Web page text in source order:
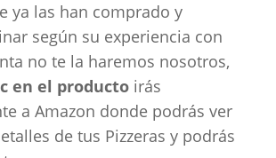
ya las han comprado y
según su experiencia con
no te la haremos nosotros,
en el productoirás
a Amazon donde podrás ver
de tus Pizzeras y podrás